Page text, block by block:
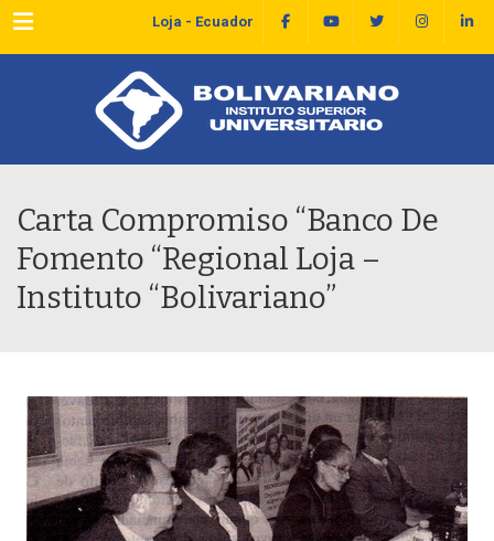
Menu Loja - Ecuador
Carta Compromiso “Banco De
Fomento “Regional Loja –
Instituto “Bolivariano”